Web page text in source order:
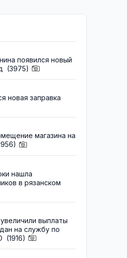
появился новый
(3975)
новая заправка
магазина на
нашла
в рязанском
выплаты
на службу по
(1916)